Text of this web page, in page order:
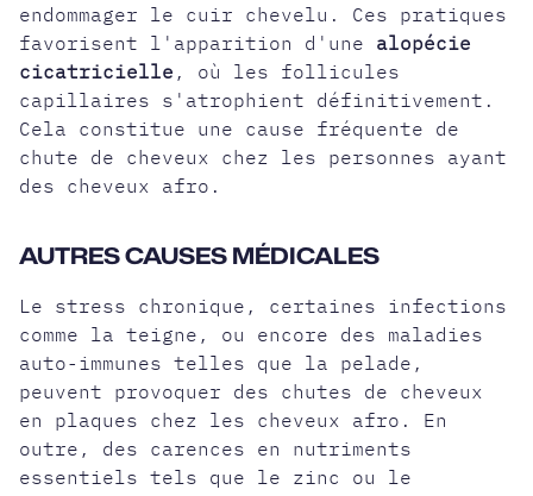
endommager le cuir chevelu. Ces pratiques
favorisent l'apparition d'une alopécie
cicatricielle , où les follicules
capillaires s'atrophient définitivement.
Cela constitue une cause fréquente de
chute de cheveux chez les personnes ayant
des cheveux afro.
AUTRES CAUSES MÉDICALES
Le stress chronique, certaines infections
comme la teigne, ou encore des maladies
auto-immunes telles que la pelade,
peuvent provoquer des chutes de cheveux
en plaques chez les cheveux afro. En
outre, des carences en nutriments
essentiels tels que le zinc ou le